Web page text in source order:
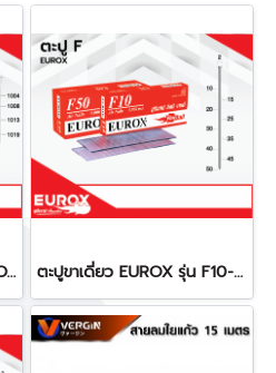
ตะปูยิงขาคู่ ลูกแม็กขาคู่ EUROX รุ่น 1006J-1022J (Per Order) ตะปูขาเดี่ยว EUROX รุ่น F10-F50 (Per Order)